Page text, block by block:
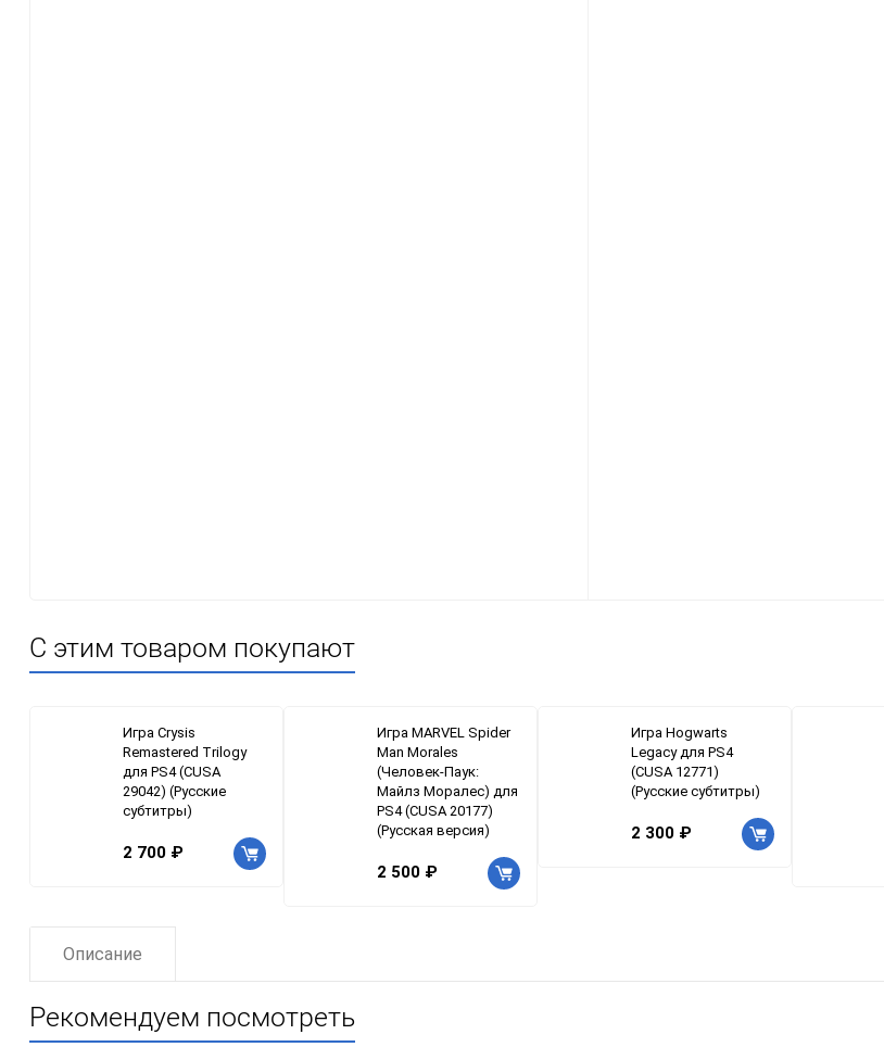
С этим товаром покупают
Игра Crysis
Remastered Trilogy
для PS4 (CUSA
29042) (Русские
субтитры)
2 700 ₽
Игра MARVEL Spider
Man Morales
(Человек-Паук:
Майлз Моралес) для
PS4 (CUSA 20177)
(Русская версия)
2 500 ₽
Игра Hogwarts
Legacy для PS4
(CUSA 12771)
(Русские субтитры)
2 300 ₽
Описание
Рекомендуем посмотреть